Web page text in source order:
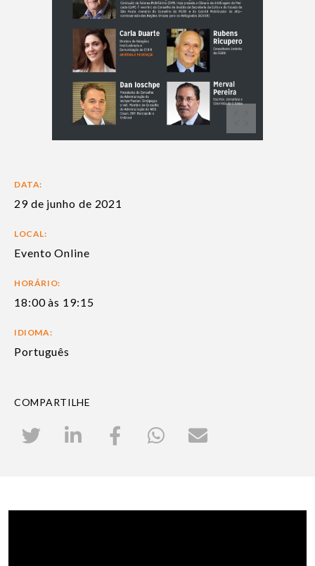
DATA:
29 de junho de 2021
LOCAL:
Evento Online
HORÁRIO:
18:00 às 19:15
IDIOMA:
Português
COMPARTILHE